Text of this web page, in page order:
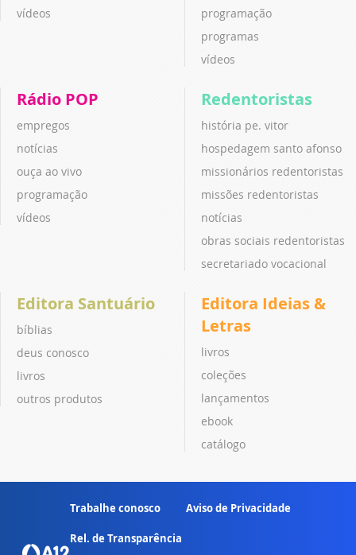
vídeos
programação
programas
vídeos
Rádio POP
empregos
notícias
ouça ao vivo
programação
vídeos
Redentoristas
história pe. vitor
hospedagem santo afonso
missionários redentoristas
missões redentoristas
notícias
obras sociais redentoristas
secretariado vocacional
Editora Santuário
bíblias
deus conosco
livros
outros produtos
Editora Ideias &
Letras
livros
coleções
lançamentos
ebook
catálogo
Trabalhe conosco Aviso de Privacidade
Rel. de Transparência